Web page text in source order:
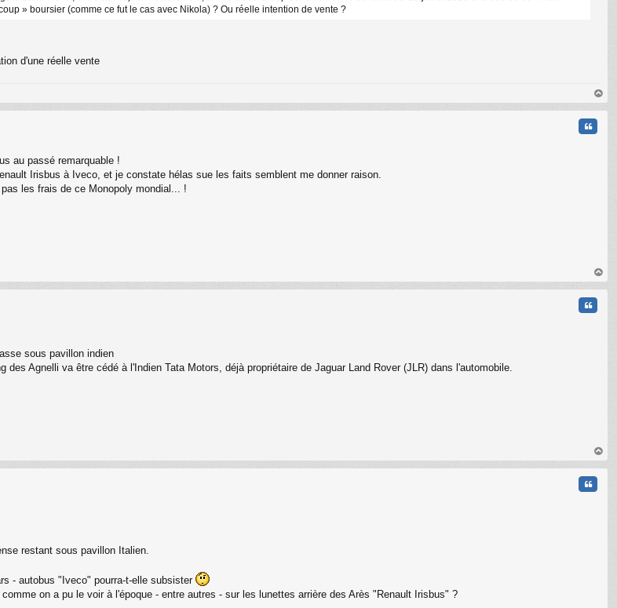
» boursier (comme ce fut le cas avec Nikola) ? Ou réelle intention de vente ?
d'une réelle vente
au
au passé remarquable !
Irisbus à Iveco, et je constate hélas sue les faits semblent me donner raison.
les frais de ce Monopoly mondial... !
au
sous pavillon indien
Agnelli va être cédé à l'Indien Tata Motors, déjà propriétaire de Jaguar Land Rover (JLR) dans l'automobile.
au
restant sous pavillon Italien.
- autobus "Iveco" pourra-t-elle subsister
on a pu le voir à l'époque - entre autres - sur les lunettes arrière des Arès "Renault Irisbus" ?